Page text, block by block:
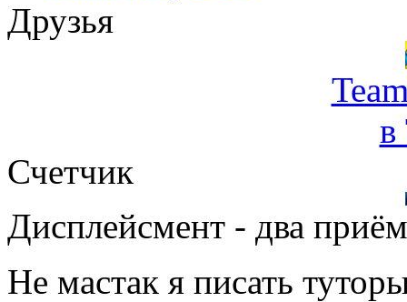
Друзья
в
Счетчик
Дисплейсмент - два
Не мастак я писать